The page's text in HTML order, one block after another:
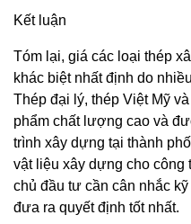
Kết luận
Tóm lại, giá các loại thép
khác biệt nhất định do
Thép đại lý, thép Việt Mỹ
phẩm chất lượng cao và
trình xây dựng tại thành
vật liệu xây dựng cho công
chủ đầu tư cần cân nhắc
đưa ra quyết định tốt nhất.